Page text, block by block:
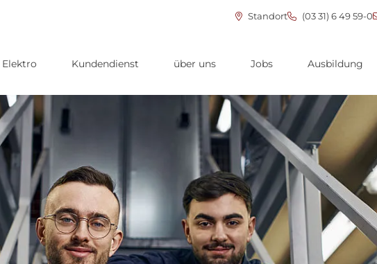
Standort (03 31) 6 49 59-0
Elektro Kundendienst über uns Jobs Ausbildung